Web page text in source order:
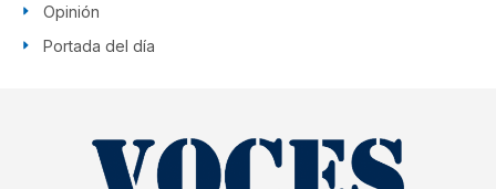
Opinión
Portada del día